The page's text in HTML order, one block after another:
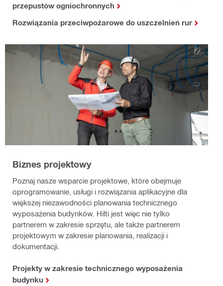
przepustów ogniochronnych
Rozwiązania przeciwpożarowe do uszczelnień rur
Biznes projektowy
Poznaj nasze wsparcie projektowe, które obejmuje
oprogramowanie, usługi i rozwiązania aplikacyjne dla
większej niezawodności planowania technicznego
wyposażenia budynków. Hilti jest więc nie tylko
partnerem w zakresie sprzętu, ale także partnerem
projektowym w zakresie planowania, realizacji i
dokumentacji.
Projekty w zakresie technicznego wyposażenia
budynku